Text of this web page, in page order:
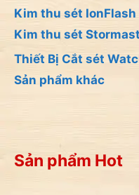
Kim thu sét IonFlash
Kim thu sét
Thiết Bị Cắt sét
Sản phẩm khác
Sản phẩm Hot